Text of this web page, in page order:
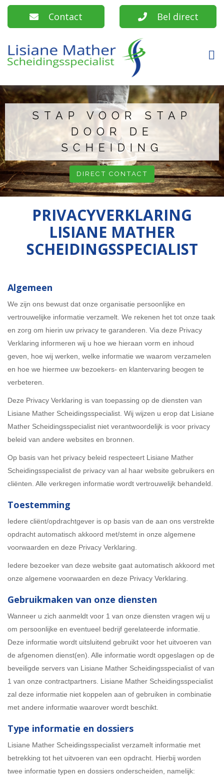
Contact Bel direct
STAP VOOR STAP
DOOR DE
SCHEIDING
DIRECT CONTACT
PRIVACYVERKLARING
LISIANE MATHER
SCHEIDINGSSPECIALIST
Algemeen
We zijn ons bewust dat onze organisatie persoonlijke en
vertrouwelijke informatie verzamelt. We rekenen het tot onze taak
en zorg om hierin uw privacy te garanderen. Via deze Privacy
Verklaring informeren wij u hoe we hieraan vorm en inhoud
geven, hoe wij werken, welke informatie we waarom verzamelen
en hoe we hiermee uw bezoekers- en klantervaring beogen te
verbeteren.
Deze Privacy Verklaring is van toepassing op de diensten van
Lisiane Mather Scheidingsspecialist. Wij wijzen u erop dat Lisiane
Mather Scheidingsspecialist niet verantwoordelijk is voor privacy
beleid van andere websites en bronnen.
Op basis van het privacy beleid respecteert Lisiane Mather
Scheidingsspecialist de privacy van al haar website gebruikers en
cliënten. Alle verkregen informatie wordt vertrouwelijk behandeld.
Toestemming
Iedere cliënt/opdrachtgever is op basis van de aan ons verstrekte
opdracht automatisch akkoord met/stemt in onze algemene
voorwaarden en deze Privacy Verklaring.
Iedere bezoeker van deze website gaat automatisch akkoord met
onze algemene voorwaarden en deze Privacy Verklaring.
Gebruikmaken van onze diensten
Wanneer u zich aanmeldt voor 1 van onze diensten vragen wij u
om persoonlijke en eventueel bedrijf gerelateerde informatie.
Deze informatie wordt uitsluitend gebruikt voor het uitvoeren van
de afgenomen dienst(en). Alle informatie wordt opgeslagen op de
beveiligde servers van Lisiane Mather Scheidingsspecialist of van
1 van onze contractpartners. Lisiane Mather Scheidingsspecialist
zal deze informatie niet koppelen aan of gebruiken in combinatie
met andere informatie waarover wordt beschikt.
Type informatie en dossiers
Lisiane Mather Scheidingsspecialist verzamelt informatie met
betrekking tot het uitvoeren van een opdracht. Hierbij worden
twee informatie typen en dossiers onderscheiden, namelijk: